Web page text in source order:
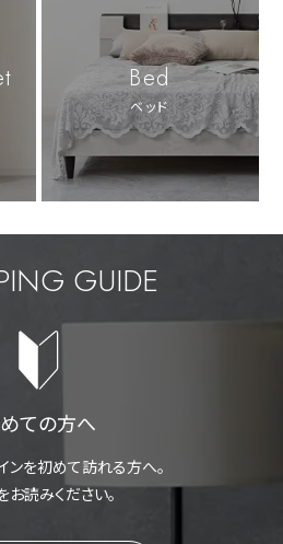
Bed
ベッド
GUIDE
ての方へ
ンを初めて訪れる方へ。
お読みください。